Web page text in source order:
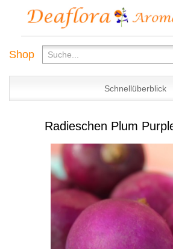
Shop
Schnellüberblick
Radieschen Plum